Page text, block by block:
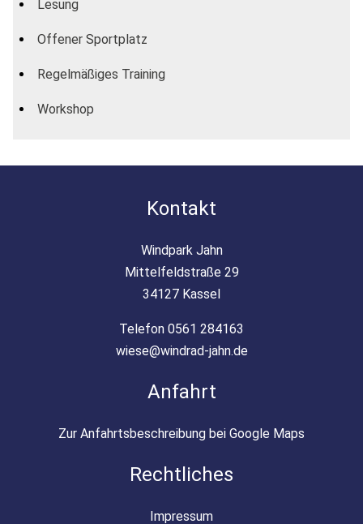
Lesung
Offener Sportplatz
Regelmäßiges Training
Workshop
Kontakt
Windpark Jahn
Mittelfeldstraße 29
34127 Kassel
Telefon 0561 284163
wiese@windrad-jahn.de
Anfahrt
Zur Anfahrtsbeschreibung bei Google Maps
Rechtliches
Impressum